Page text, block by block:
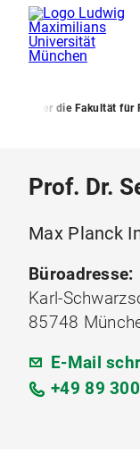
Über die Fakultät für
Prof. Dr.
Max Planck
Büroadresse:
Karl-
85748
E-Mail
+49 89